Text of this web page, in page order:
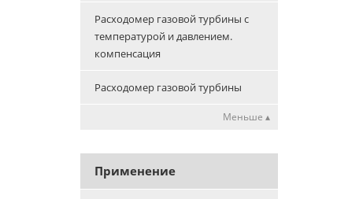
Расходомер газовой турбины с
температурой и давлением.
компенсация
Расходомер газовой турбины
Меньше ▴
Применение